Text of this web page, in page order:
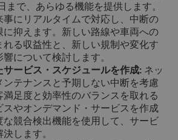
まで、あらゆる機能を提供します。
事にリアルタイムで対応し、中断の
に抑えます。新しい路線や車両への
れる収益性と、新しい規制や変化す
について検討します。
サービス・スケジュールを作成: ネッ
ンテナンスと予期しない中断を考慮
満足度と効率性のバランスを取れる
スやオンデマンド・サービスを作成
な競合検出機能を使用して、サービ
します。